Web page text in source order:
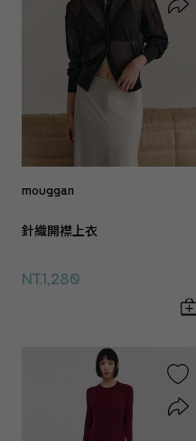
mouggan
針織開襟上衣
NT.1,280